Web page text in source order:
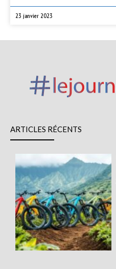
23 janvier 2023
ARTICLES RÉCENTS